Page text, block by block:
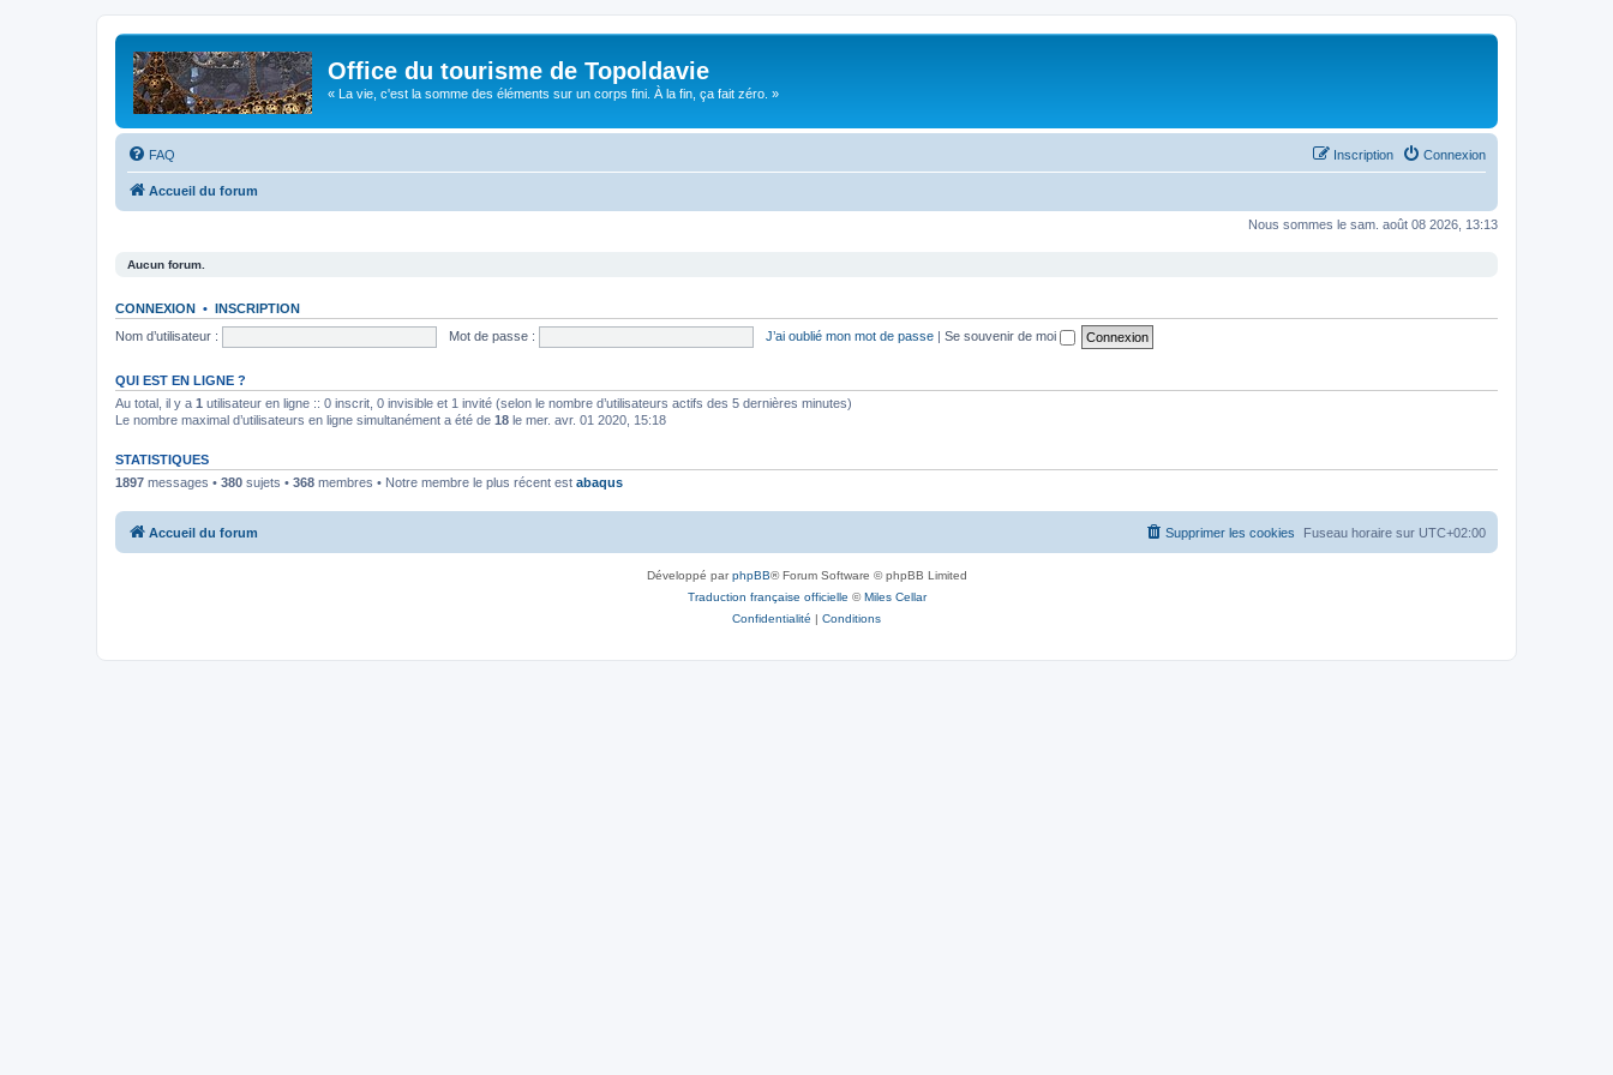
Office du tourisme de Topoldavie
« La vie, c'est la somme des éléments sur un corps fini. À la fin, ça fait zéro. »
FAQ Connexion
Inscription
Accueil du forum
Nous sommes le sam. août 08 2026, 13:13
Aucun forum.
CONNEXION • INSCRIPTION
Nom d’utilisateur :
Mot de passe : J’ai oublié mon mot de passe | Se souvenir de moi
QUI EST EN LIGNE ?
Au total, il y a 1 utilisateur en ligne :: 0 inscrit, 0 invisible et 1 invité (selon le nombre d’utilisateurs actifs des 5 dernières minutes)
Le nombre maximal d’utilisateurs en ligne simultanément a été de 18 le mer. avr. 01 2020, 15:18
STATISTIQUES
1897 messages • 380 sujets • 368 membres • Notre membre le plus récent est abaqus
Accueil du forum Fuseau horaire sur UTC+02:00
Supprimer les cookies
Développé parphpBB® Forum Software © phpBB Limited
Traduction française officielle ©Miles Cellar
Confidentialité | Conditions